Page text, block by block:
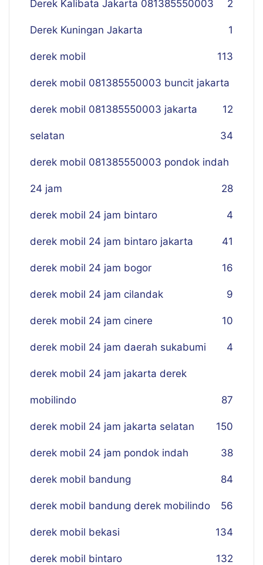
Derek Kalibata Jakarta 081385550003 2
Derek Kuningan Jakarta 1
derek mobil 113
derek mobil 081385550003 buncit jakarta
12
derek mobil 081385550003 jakarta
selatan 34
derek mobil 081385550003 pondok indah
24 jam 28
derek mobil 24 jam bintaro 4
derek mobil 24 jam bintaro jakarta 41
derek mobil 24 jam bogor 16
derek mobil 24 jam cilandak 9
derek mobil 24 jam cinere 10
derek mobil 24 jam daerah sukabumi 4
derek mobil 24 jam jakarta derek
mobilindo 87
derek mobil 24 jam jakarta selatan 150
derek mobil 24 jam pondok indah 38
derek mobil bandung 84
derek mobil bandung derek mobilindo 56
derek mobil bekasi 134
derek mobil bintaro 132